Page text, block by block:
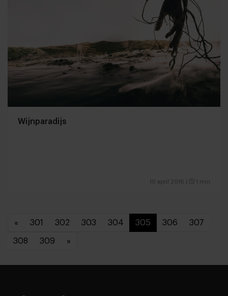
Wijnparadijs
10 april 2016 1 min
« 301 302 303 304 305 306 307
308 309 »